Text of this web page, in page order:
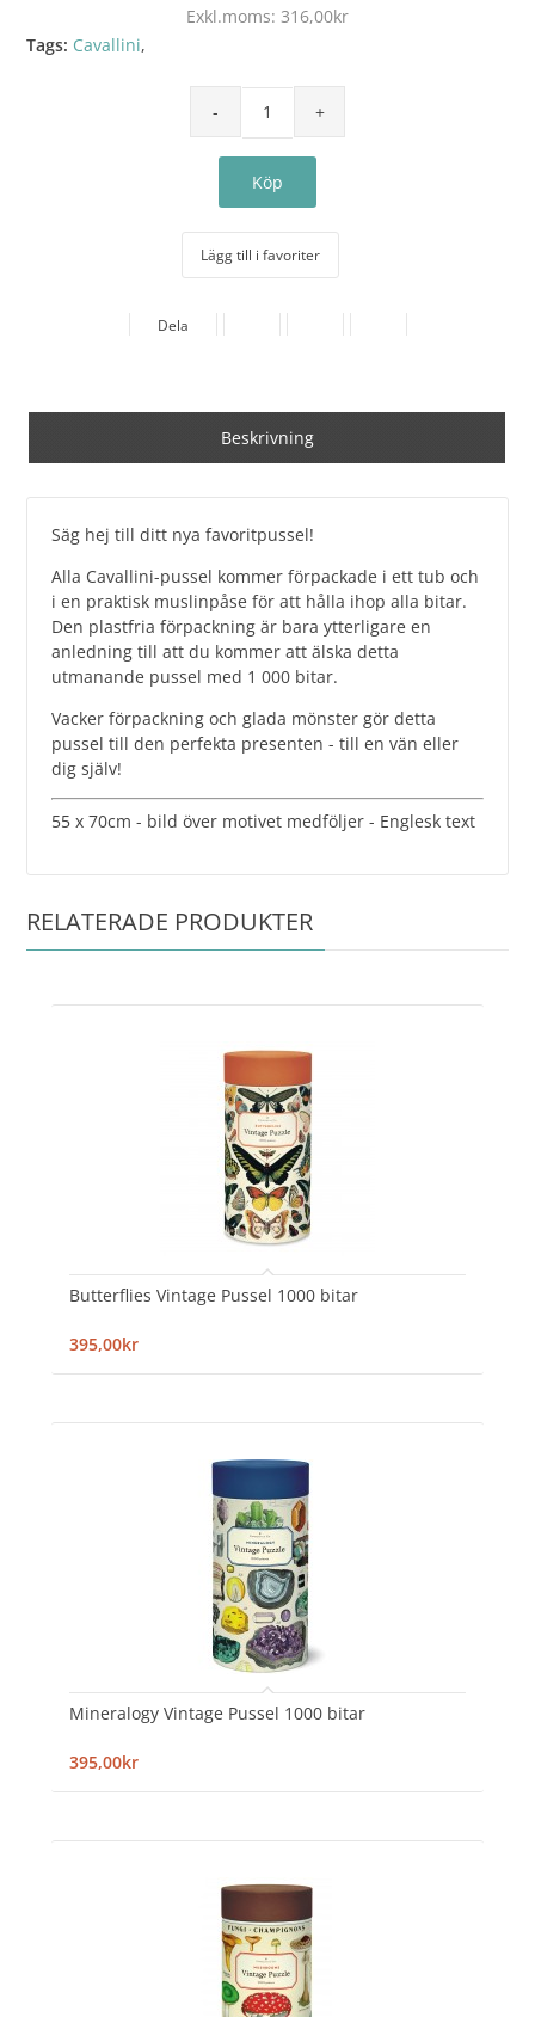
Exkl.moms: 316,00kr
Tags: Cavallini,
Lägg till i favoriter
Dela
Beskrivning
Säg hej till ditt nya favoritpussel!
Alla Cavallini-pussel kommer förpackade i ett tub och
i en praktisk muslinpåse för att hålla ihop alla bitar.
Den plastfria förpackning är bara ytterligare en
anledning till att du kommer att älska detta
utmanande pussel med 1 000 bitar.
Vacker förpackning och glada mönster gör detta
pussel till den perfekta presenten - till en vän eller
dig själv!
55 x 70cm - bild över motivet medföljer - Englesk text
RELATERADE PRODUKTER
Butterflies Vintage Pussel 1000 bitar
395,00kr
Mineralogy Vintage Pussel 1000 bitar
395,00kr